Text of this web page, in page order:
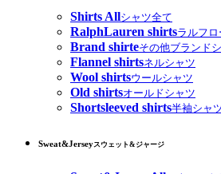
Shirts Allシャツ全て
RalphLauren shirtsラルフ
Brand shirteその他ブランド
Flannel shirtsネルシャツ
Wool shirtsウールシャツ
Old shirtsオールドシャツ
Shortsleeved shirts半袖シャ
Sweat&Jerseyスウェット&ジャージ